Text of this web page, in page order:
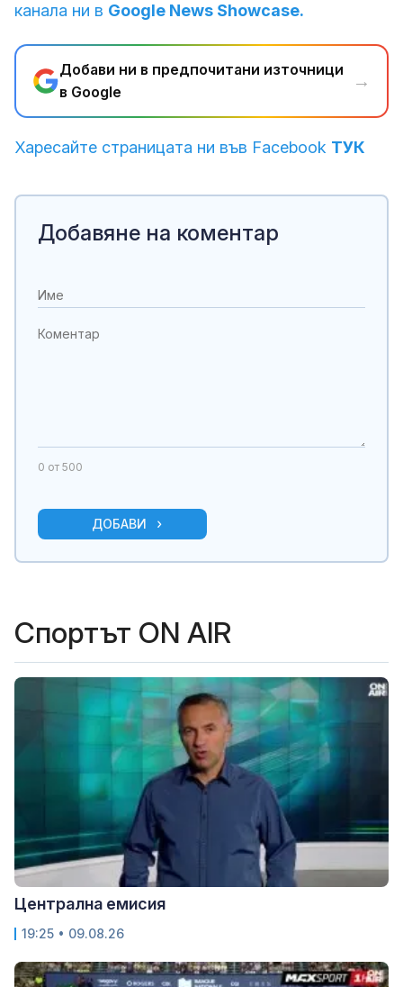
канала ни в Google News Showcase.
Добави ни в предпочитани източници
в Google
→
Харесайте страницата ни във Facebook ТУК
Добавяне на коментар
0 от 500
ДОБАВИ
Спортът ON AIR
Централна емисия
19:25 • 09.08.26